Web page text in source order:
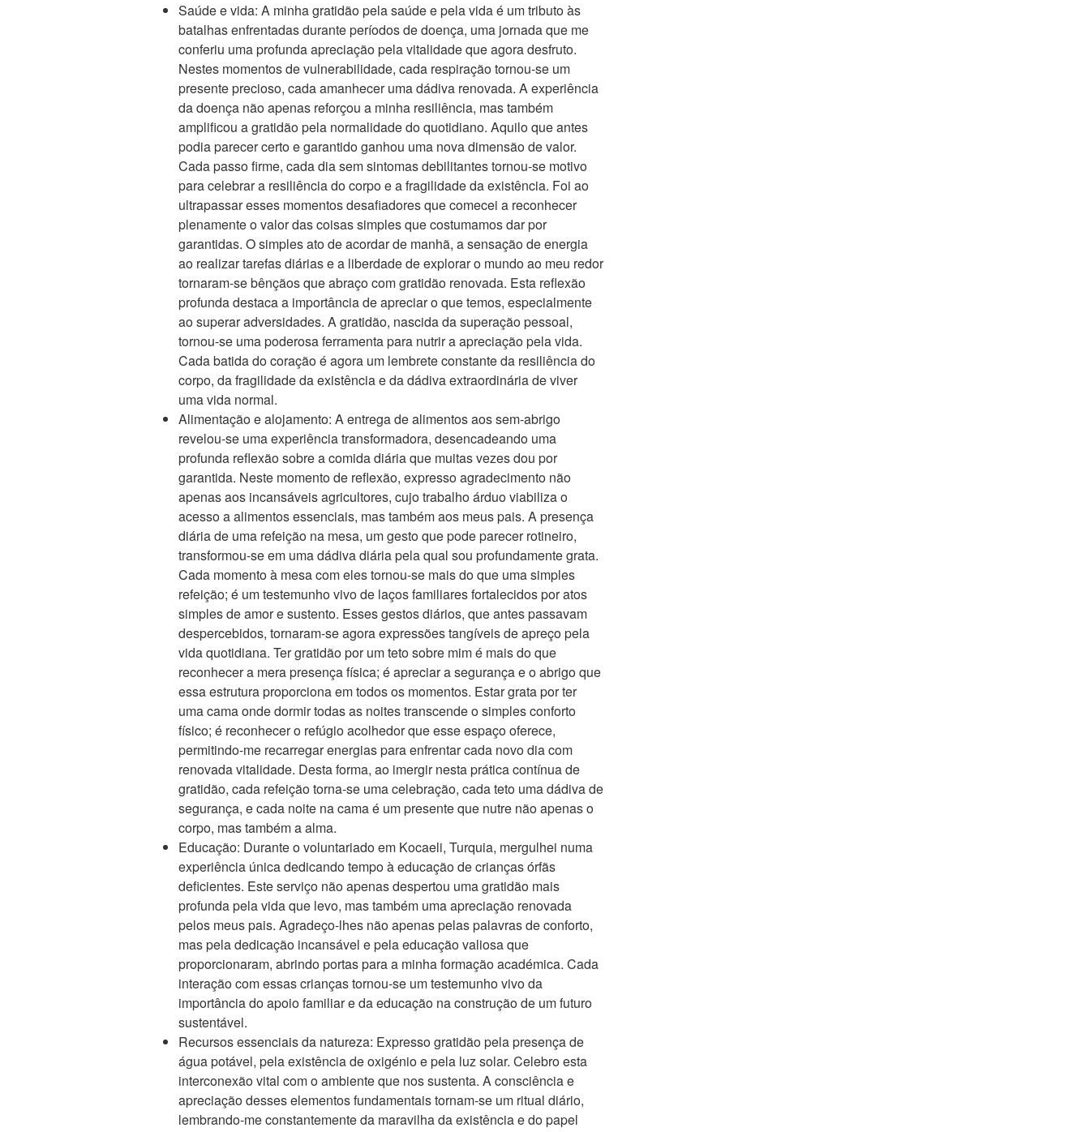
Saúde e vida: A minha gratidão pela saúde e pela vida é um tributo às
batalhas enfrentadas durante períodos de doença, uma jornada que me
conferiu uma profunda apreciação pela vitalidade que agora desfruto.
Nestes momentos de vulnerabilidade, cada respiração tornou-se um
presente precioso, cada amanhecer uma dádiva renovada. A experiência
da doença não apenas reforçou a minha resiliência, mas também
amplificou a gratidão pela normalidade do quotidiano. Aquilo que antes
podia parecer certo e garantido ganhou uma nova dimensão de valor.
Cada passo firme, cada dia sem sintomas debilitantes tornou-se motivo
para celebrar a resiliência do corpo e a fragilidade da existência. Foi ao
ultrapassar esses momentos desafiadores que comecei a reconhecer
plenamente o valor das coisas simples que costumamos dar por
garantidas. O simples ato de acordar de manhã, a sensação de energia
ao realizar tarefas diárias e a liberdade de explorar o mundo ao meu redor
tornaram-se bênçãos que abraço com gratidão renovada. Esta reflexão
profunda destaca a importância de apreciar o que temos, especialmente
ao superar adversidades. A gratidão, nascida da superação pessoal,
tornou-se uma poderosa ferramenta para nutrir a apreciação pela vida.
Cada batida do coração é agora um lembrete constante da resiliência do
corpo, da fragilidade da existência e da dádiva extraordinária de viver
uma vida normal.
Alimentação e alojamento: A entrega de alimentos aos sem-abrigo
revelou-se uma experiência transformadora, desencadeando uma
profunda reflexão sobre a comida diária que muitas vezes dou por
garantida. Neste momento de reflexão, expresso agradecimento não
apenas aos incansáveis agricultores, cujo trabalho árduo viabiliza o
acesso a alimentos essenciais, mas também aos meus pais. A presença
diária de uma refeição na mesa, um gesto que pode parecer rotineiro,
transformou-se em uma dádiva diária pela qual sou profundamente grata.
Cada momento à mesa com eles tornou-se mais do que uma simples
refeição; é um testemunho vivo de laços familiares fortalecidos por atos
simples de amor e sustento. Esses gestos diários, que antes passavam
despercebidos, tornaram-se agora expressões tangíveis de apreço pela
vida quotidiana. Ter gratidão por um teto sobre mim é mais do que
reconhecer a mera presença física; é apreciar a segurança e o abrigo que
essa estrutura proporciona em todos os momentos. Estar grata por ter
uma cama onde dormir todas as noites transcende o simples conforto
físico; é reconhecer o refúgio acolhedor que esse espaço oferece,
permitindo-me recarregar energias para enfrentar cada novo dia com
renovada vitalidade. Desta forma, ao imergir nesta prática contínua de
gratidão, cada refeição torna-se uma celebração, cada teto uma dádiva de
segurança, e cada noite na cama é um presente que nutre não apenas o
corpo, mas também a alma.
Educação: Durante o voluntariado em Kocaeli, Turquia, mergulhei numa
experiência única dedicando tempo à educação de crianças órfãs
deficientes. Este serviço não apenas despertou uma gratidão mais
profunda pela vida que levo, mas também uma apreciação renovada
pelos meus pais. Agradeço-lhes não apenas pelas palavras de conforto,
mas pela dedicação incansável e pela educação valiosa que
proporcionaram, abrindo portas para a minha formação académica. Cada
interação com essas crianças tornou-se um testemunho vivo da
importância do apoio familiar e da educação na construção de um futuro
sustentável.
Recursos essenciais da natureza: Expresso gratidão pela presença de
água potável, pela existência de oxigénio e pela luz solar. Celebro esta
interconexão vital com o ambiente que nos sustenta. A consciência e
apreciação desses elementos fundamentais tornam-se um ritual diário,
lembrando-me constantemente da maravilha da existência e do papel